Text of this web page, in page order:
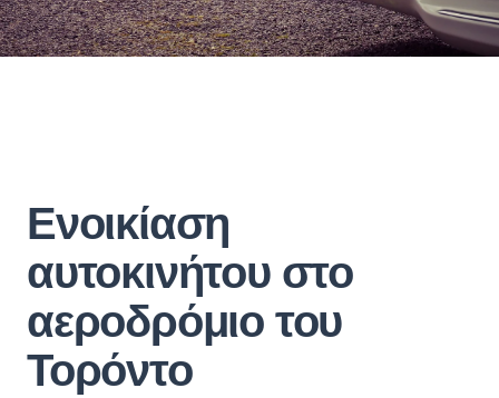
Ενοικίαση
αυτοκινήτου στο
αεροδρόμιο του
Τορόντο